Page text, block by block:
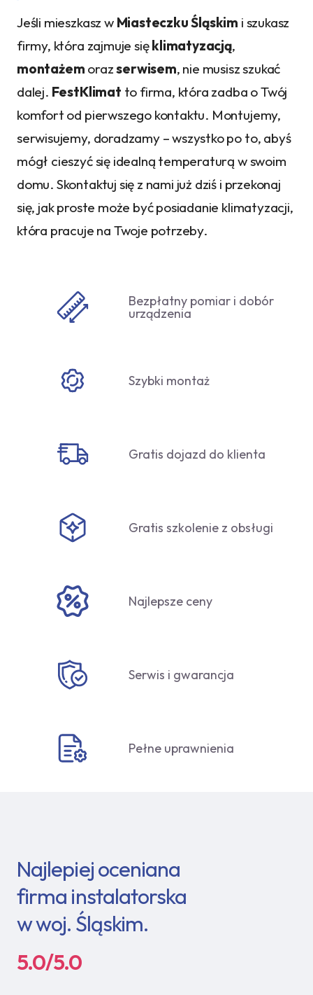
Jeśli mieszkasz w Miasteczku Śląskim i szukasz
firmy, która zajmuje sięklimatyzacją,
montażem orazserwisem, nie musisz szukać
dalej. FestKlimat to firma, która zadba o Twój
komfort od pierwszego kontaktu. Montujemy,
serwisujemy, doradzamy – wszystko po to, abyś
mógł cieszyć się idealną temperaturą w swoim
domu. Skontaktuj się z nami już dziś i przekonaj
się, jak proste może być posiadanie klimatyzacji,
która pracuje na Twoje potrzeby.
Bezpłatny pomiar i dobór
urządzenia
Szybki montaż
Gratis dojazd do klienta
Gratis szkolenie z obsługi
Najlepsze ceny
Serwis i gwarancja
Pełne uprawnienia
Najlepiej oceniana
firma instalatorska
w woj. Śląskim.
5.0/5.0